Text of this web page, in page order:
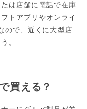
は店舗に電話で在庫
トアプリやオンライ
ので、近くに大型店
。
買える？